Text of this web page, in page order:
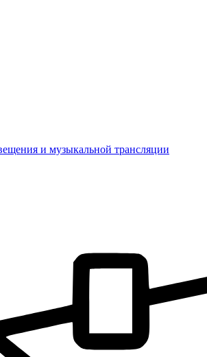
и музыкальной трансляции